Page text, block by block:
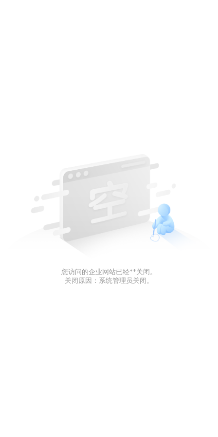
您访问的企业网站已经**关闭。
关闭原因：系统管理员关闭。